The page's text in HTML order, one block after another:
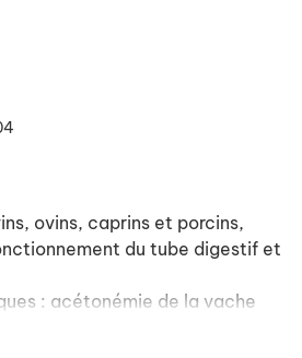
ovins, caprins et porcins,
du tube digestif et
: acétonémie de la vache
tétanie d'herbage,